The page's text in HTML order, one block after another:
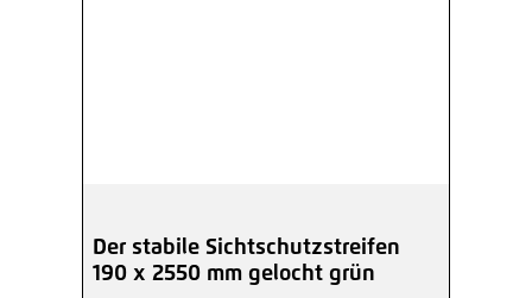
Der stabile Sichtschutzstreifen
190 x 2550 mm gelocht grün